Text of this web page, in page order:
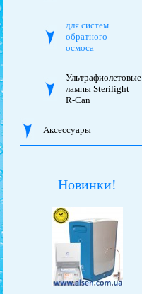
для систем
обратного
осмоса
Ультрафиолетовые
лампы Sterilight
R-Can
Аксессуары
Новинки!